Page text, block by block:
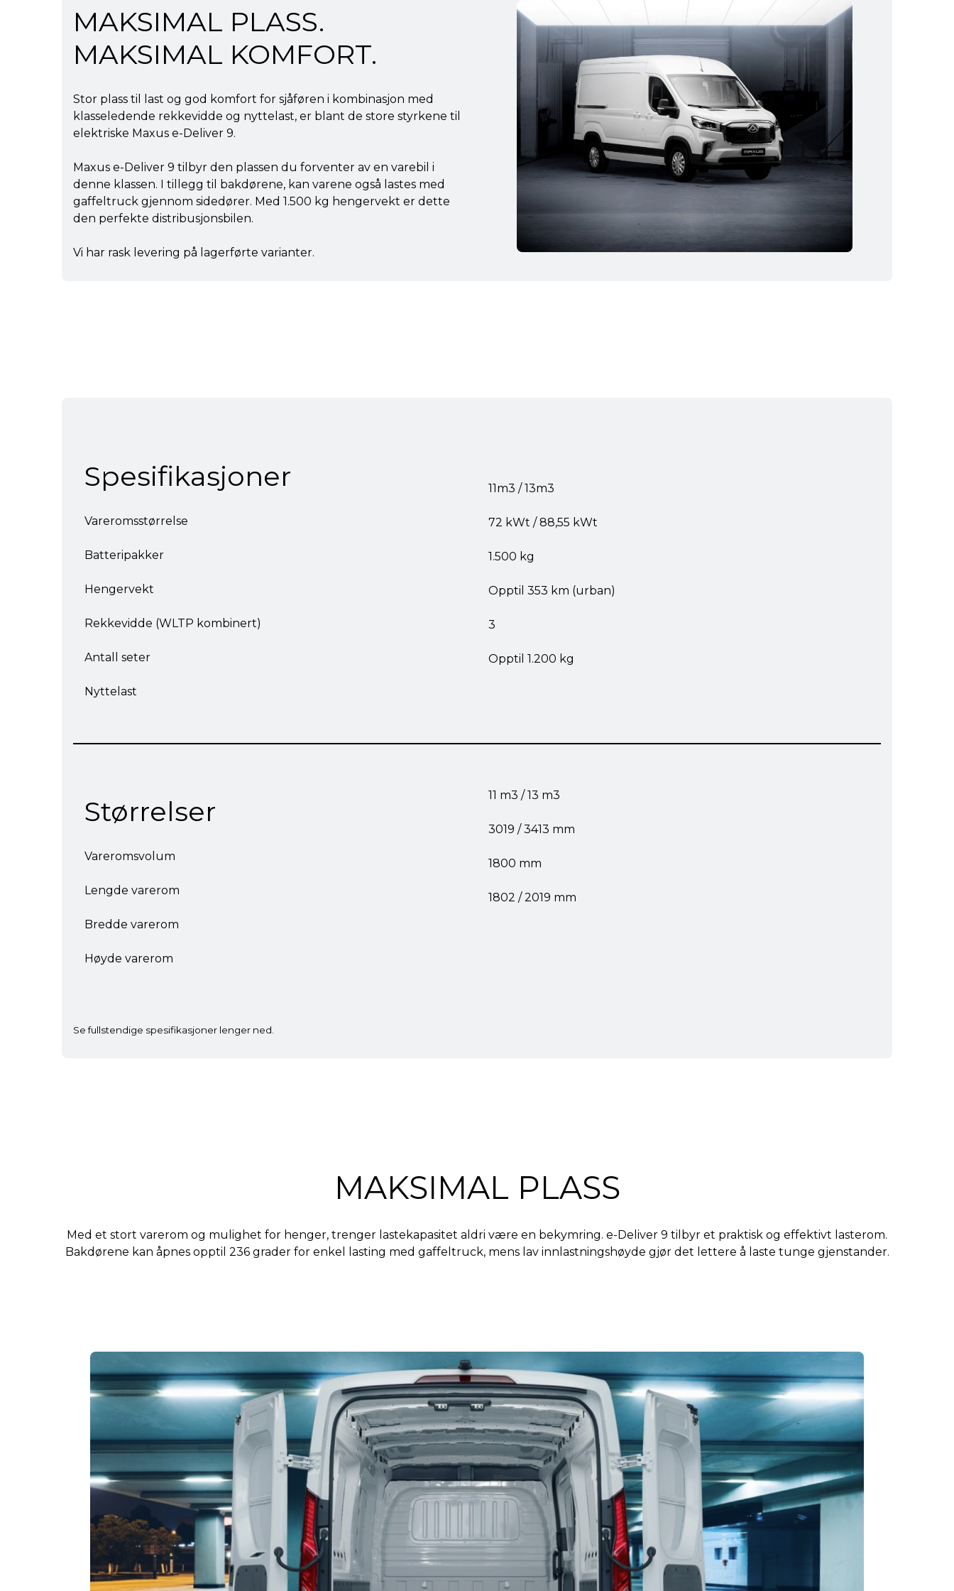
MAKSIMAL PLASS.
MAKSIMAL KOMFORT.
Stor plass til last og god komfort for sjåføren i kombinasjon med
klasseledende rekkevidde og nyttelast, er blant de store styrkene til
elektriske Maxus e-Deliver 9.
Maxus e-Deliver 9 tilbyr den plassen du forventer av en varebil i
denne klassen. I tillegg til bakdørene, kan varene også lastes med
gaffeltruck gjennom sidedører. Med 1.500 kg hengervekt er dette
den perfekte distribusjonsbilen.
Vi har rask levering på lagerførte varianter.
Spesifikasjoner
Vareromsstørrelse
Batteripakker
Hengervekt
Rekkevidde (WLTP kombinert)
Antall seter
Nyttelast
11m3 / 13m3
72 kWt / 88,55 kWt
1.500 kg
Opptil 353 km (urban)
3
Opptil 1.200 kg
Størrelser
Vareromsvolum
Lengde varerom
Bredde varerom
Høyde varerom
11 m3 / 13 m3
3019 / 3413 mm
1800 mm
1802 / 2019 mm
Se fullstendige spesifikasjoner lenger ned.
MAKSIMAL PLASS
Med et stort varerom og mulighet for henger, trenger lastekapasitet aldri være en bekymring. e-Deliver 9 tilbyr et praktisk og effektivt lasterom.
Bakdørene kan åpnes opptil 236 grader for enkel lasting med gaffeltruck, mens lav innlastningshøyde gjør det lettere å laste tunge gjenstander.